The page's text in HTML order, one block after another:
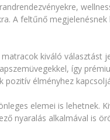
A feltűnő
kiváló választást
így
élményhez
elemei is lehetnek.
nyaralás alkalmával is